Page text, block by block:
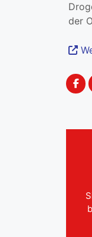
der